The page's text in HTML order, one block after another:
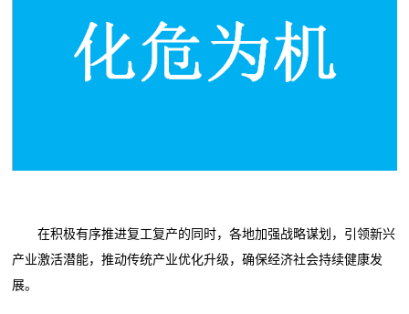
在积极有序推进复工复产的同时，各地加强战略谋划，引领新兴
产业激活潜能，推动传统产业优化升级，确保经济社会持续健康发
展。